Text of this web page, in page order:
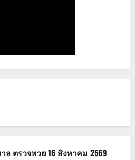
ตรวจหวย 16 สิงหาคม 2569